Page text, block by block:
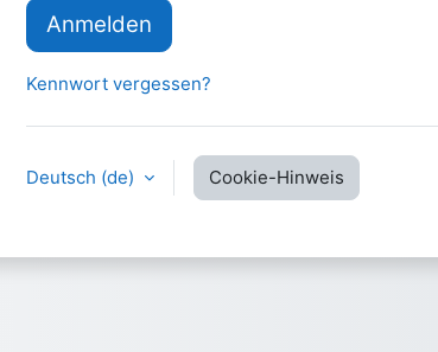
Anmelden
Kennwort vergessen?
Deutsch ‎(de)‎ Cookie-Hinweis